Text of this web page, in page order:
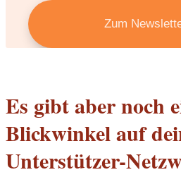
Zum
Es gibt aber noch
Blickwinkel auf
Unterstützer-